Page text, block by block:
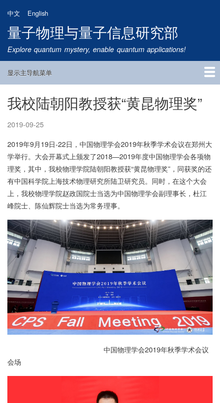
到
主
要
内
中文 English
量子物理与量子信息研究部
Explore quantum mystery, enable quantum applications!
Main
显示主导航菜单
首页
研究方向
量子卫星
团队成员
新闻动态
研究进展
学术报告
论文发表
公告通知
招生信息
相关链接
我校陆朝阳教授获“黄昆物理奖”
2019-09-25
2019年9月19日-22日，中国物理学会2019年秋季学术会议在郑州大
学举行。大会开幕式上颁发了2018—2019年度中国物理学会各项物
理奖，其中，我校物理学院陆朝阳教授获“黄昆物理奖”，同获奖的还
有中国科学院上海技术物理研究所陆卫研究员。同时，在这个大会
上，我校物理学院赵政国院士当选为中国物理学会副理事长，杜江
峰院士、陈仙辉院士当选为常务理事。
中国物理学会2019年秋季学术会议
会场